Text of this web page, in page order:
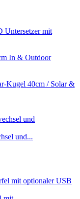
Untersetzer mit
In & Outdoor
Kugel 40cm / Solar &
und...